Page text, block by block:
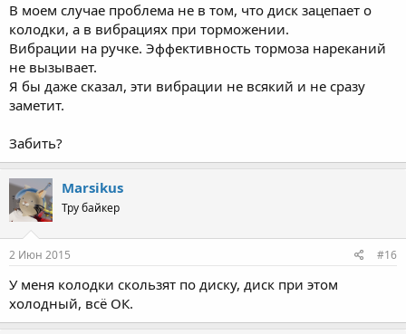
В моем случае проблема не в том, что диск зацепает о
колодки, а в вибрациях при торможении.
Вибрации на ручке. Эффективность тормоза нареканий
не вызывает.
Я бы даже сказал, эти вибрации не всякий и не сразу
заметит.
Забить?
Marsikus
Тру байкер
2 Июн 2015 #16
У меня колодки скользят по диску, диск при этом
холодный, всё ОК.